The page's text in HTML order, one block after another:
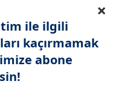
×
ile ilgili
kaçırmamak
abone